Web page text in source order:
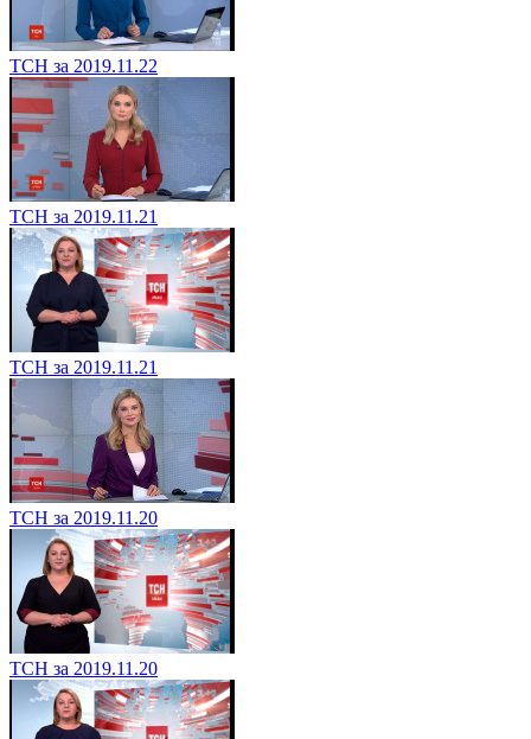
ТСН за 2019.11.22
ТСН за 2019.11.21
ТСН за 2019.11.21
ТСН за 2019.11.20
ТСН за 2019.11.20